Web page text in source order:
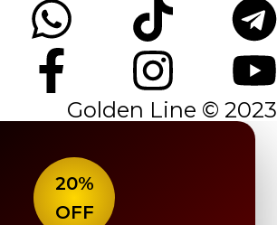
2023 © Golden Line
20%
OFF